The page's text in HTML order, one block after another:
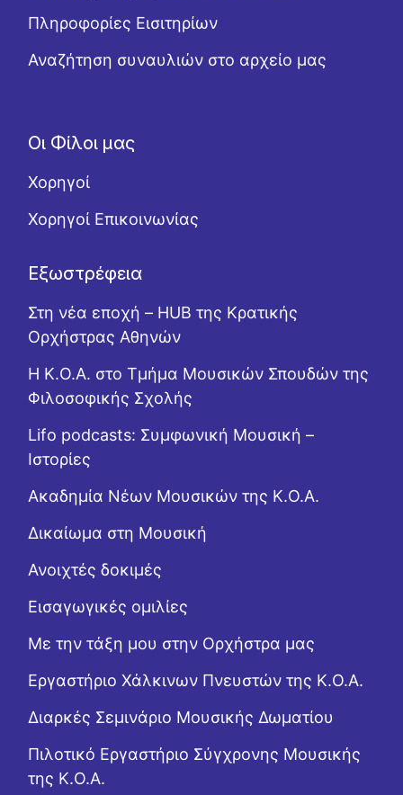
Πληροφορίες Εισιτηρίων
Αναζήτηση συναυλιών στο αρχείο μας
Οι Φίλοι μας
Χορηγοί
Χορηγοί Επικοινωνίας
Εξωστρέφεια
Στη νέα εποχή – HUB της Κρατικής
Ορχήστρας Αθηνών
Η Κ.Ο.Α. στο Τμήμα Μουσικών Σπουδών της
Φιλοσοφικής Σχολής
Lifo podcasts: Συμφωνική Μουσική –
Ιστορίες
Ακαδημία Νέων Μουσικών της Κ.Ο.Α.
Δικαίωμα στη Μουσική
Ανοιχτές δοκιμές
Εισαγωγικές ομιλίες
Με την τάξη μου στην Ορχήστρα μας
Εργαστήριo Χάλκινων Πνευστών της Κ.Ο.Α.
Διαρκές Σεμινάριο Μουσικής Δωματίου
Πιλοτικό Εργαστήριο Σύγχρονης Μουσικής
της Κ.Ο.Α.